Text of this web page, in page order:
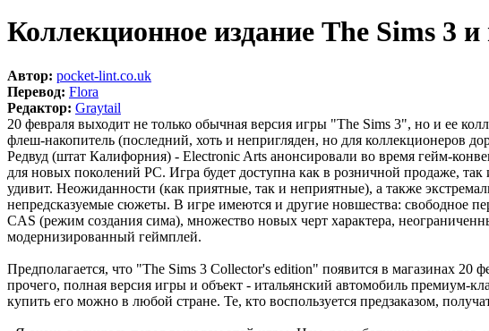
Коллекционное издание The Sims 3
Автор: pocket-lint.co.uk
Перевод: Flora
Редактор: Graytail
20 февраля выходит не только обычная версия игры "The Sims 3", но и ее
флеш-накопитель (последний, хоть и непригляден, но для коллекционеров
Редвуд (штат Калифорния) - Electronic Arts анонсировали во время гейм-
для новых поколений PC. Игра будет доступна как в розничной продаже,
удивит. Неожиданности (как приятные, так и неприятные), а также
непредсказуемые сюжеты. В игре имеются и другие новшества: свободное
CAS (режим создания сима), множество новых черт характера,
модернизированный геймплей.
Предполагается, что "The Sims 3 Collector's edition" появится в магазинах 20
прочего, полная версия игры и объект - итальянский автомобиль премиум-
купить его можно в любой стране. Те, кто воспользуется предзаказом,